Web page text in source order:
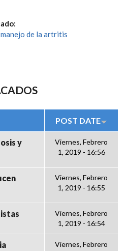
de la artritis
POST DATE
y
Viernes, Febrero
1, 2019 - 16:56
Viernes, Febrero
1, 2019 - 16:55
Viernes, Febrero
1, 2019 - 16:54
Viernes, Febrero